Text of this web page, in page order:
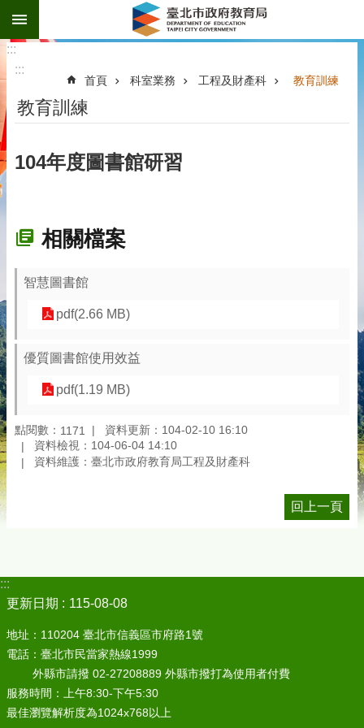
跳到主要內容區塊
:::
:::
首頁 科室業務 工程及財產科 教育訓練
教育訓練
104年度圖書館研習
相關檔案
智慧圖書館
pdf(2.66 MB)
優質圖書館使用效益
pdf(1.19 MB)
點閱數： 1171
資料更新：104-02-10 16:10
資料檢視：104-06-04 14:10
資料維護：臺北市政府教育局工程及財產科
回上一頁
:::
更新日期
115-08-08
地址：110204 臺北市信義區市府路1號
電話：臺北市民當家熱線1999
外縣市請撥 02-27208889 外縣市撥打為使用者付費
服務時間：上午8:30-下午5:30
最佳瀏覽解析度為1024x768以上